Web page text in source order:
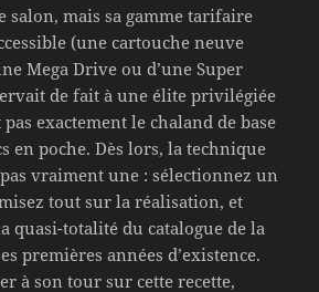
salon, mais sa gamme tarifaire
(une cartouche neuve
Mega Drive ou d’une Super
de fait à une élite privilégiée
exactement le chaland de base
en poche. Dès lors, la technique
pas vraiment une : sélectionnez un
tout sur la réalisation, et
quasi-totalité du catalogue de la
premières années d’existence.
à son tour sur cette recette,